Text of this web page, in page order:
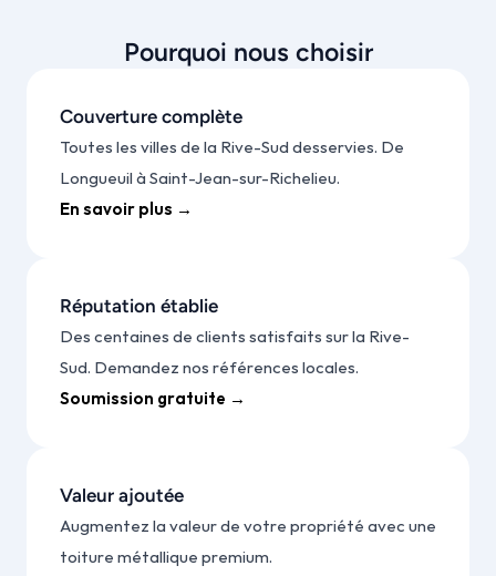
Pourquoi nous choisir
Couverture complète
Toutes les villes de la Rive-Sud desservies. De
Longueuil à Saint-Jean-sur-Richelieu.
En savoir plus →
Réputation établie
Des centaines de clients satisfaits sur la Rive-
Sud. Demandez nos références locales.
Soumission gratuite →
Valeur ajoutée
Augmentez la valeur de votre propriété avec une
toiture métallique premium.